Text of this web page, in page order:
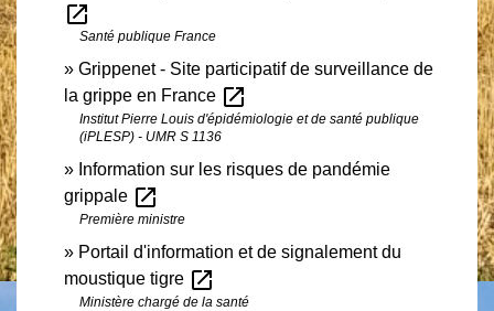
open_in_new
Santé publique France
Grippenet - Site participatif de surveillance de
la grippe en France open_in_new
Institut Pierre Louis d'épidémiologie et de santé publique
(iPLESP) - UMR S 1136
Information sur les risques de pandémie
grippale open_in_new
Première ministre
Portail d'information et de signalement du
moustique tigre open_in_new
Ministère chargé de la santé